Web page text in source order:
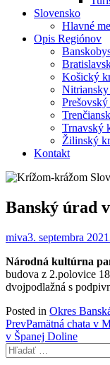
Slovensko
Hlavné
Opis Regiónov
Košický
Trnavský
Žilinský
Kontakt
Banský úrad
miva3. septembra 2021
Národná kultúrna
budova z 2.polovice
dvojpodlažná s
Posted in Okres
Post
navigation
PrevPamätná chata v
v Španej Doline
Hľadať: